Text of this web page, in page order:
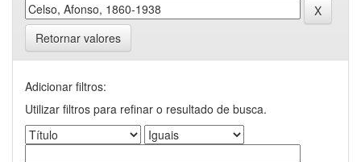
Retornar valores
Adicionar filtros:
Utilizar filtros para refinar o resultado de busca.